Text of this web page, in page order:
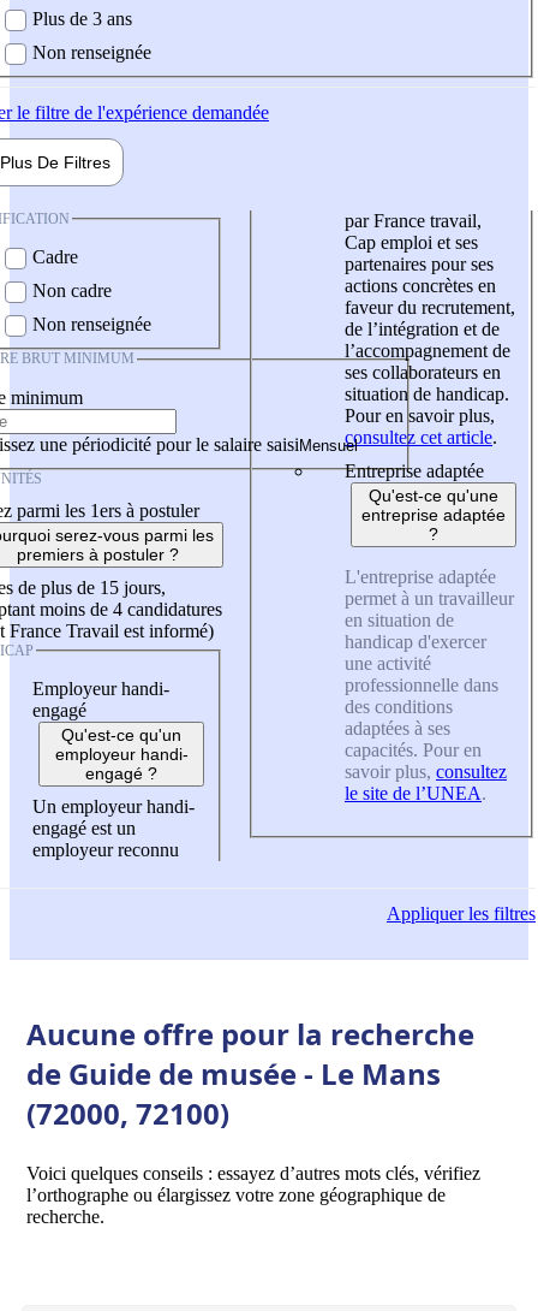
Plus de 3 ans
Non renseignée
le filtre de l'expérience demandée
Plus De Filtres
Cadre
Non cadre
Non renseignée
BRUT MINIMUM
minimum
une périodicité pour le salaire saisi
parmi les 1ers à postuler
serez-vous parmi les
premiers à postuler ?
de plus de 15 jours,
moins de 4 candidatures
France Travail est informé)
Employeur handi-
engagé
Qu'est-ce qu'un
employeur handi-
engagé ?
Un employeur handi-
engagé est un
employeur reconnu
par France travail,
Cap emploi et ses
partenaires pour ses
actions concrètes en
faveur du recrutement,
de l’intégration et de
l’accompagnement de
ses collaborateurs en
situation de handicap.
Pour en savoir plus,
consultez cet article.
Entreprise adaptée
Qu'est-ce qu'une
entreprise adaptée
?
L'entreprise adaptée
permet à un travailleur
en situation de
handicap d'exercer
une activité
professionnelle dans
des conditions
adaptées à ses
capacités. Pour en
savoir plus, consultez
le site de l’UNEA.
Appliquerles filtres
Aucune offre pour la recherche
de Guide de musée - Le Mans
(72000, 72100)
Voici quelques conseils : essayez d’autres mots clés, vérifiez
l’orthographe ou élargissez votre zone géographique de
recherche.